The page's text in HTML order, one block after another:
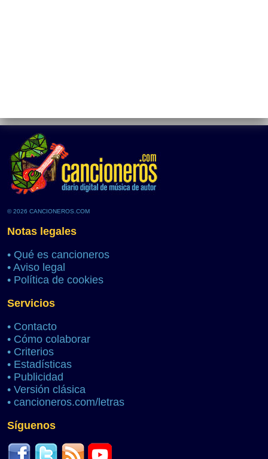
© 2026 CANCIONEROS.COM
Notas legales
• Qué es cancioneros
• Aviso legal
• Política de cookies
Servicios
• Contacto
• Cómo colaborar
• Criterios
• Estadísticas
• Publicidad
• Versión clásica
• cancioneros.com/letras
Síguenos